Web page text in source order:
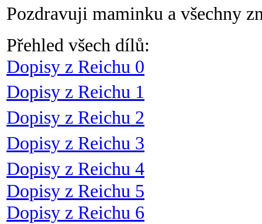
Pozdravuji maminku a všechny
Přehled všech dílů:
Dopisy z Reichu 0
Dopisy z Reichu 1
Dopisy z Reichu 2
Dopisy z Reichu 3
Dopisy z Reichu 4
Dopisy z Reichu 5
Dopisy z Reichu 6